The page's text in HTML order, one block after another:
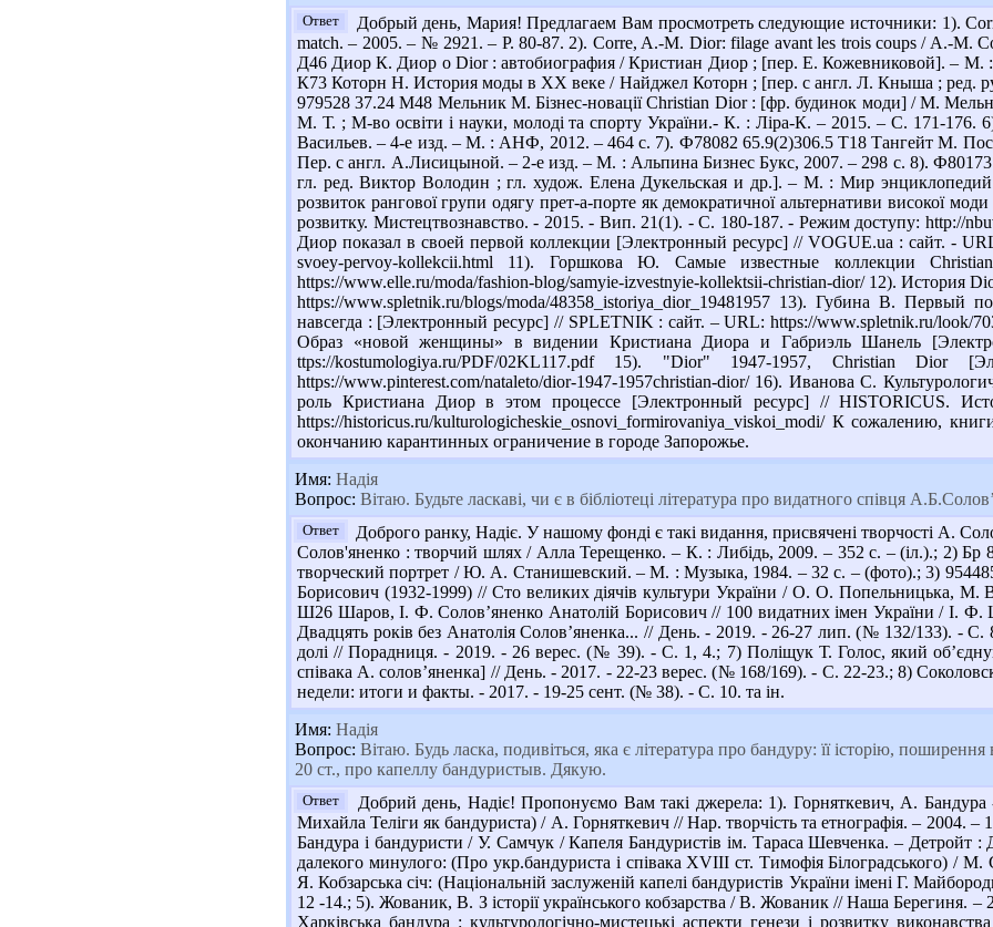
Ответ
Добрый день, Мария! Предлагаем Вам просмотреть следующие источники: 1).
match. – 2005. – № 2921. – P. 80-87. 2). Corre, A.-M. Dior: filage avant les trois coups / A.-M.
Д46 Диор К. Диор о Dior : автобиография / Кристиан Диор ; [пер. Е. Кожевниковой]. – М.
К73 Которн Н. История моды в XX веке / Найджел Которн ; [пер. с англ. Л. Кныша ; ред.
979528 37.24 М48 Мельник М. Бізнес-новації Christian Dior : [фр. будинок моди] / М.
М. Т. ; М-во освіти і науки, молоді та спорту України.- К. : Ліра-К. – 2015. – С. 171-
Васильев. – 4-е изд. – М. : АНФ, 2012. – 464 с. 7). Ф78082 65.9(2)306.5 Т18 Тангейт М.
Пер. с англ. А.Лисицыной. – 2-е изд. – М. : Альпина Бизнес Букс, 2007. – 298 с. 8).
гл. ред. Виктор Володин ; гл. худож. Елена Дукельская и др.]. – М. : Мир
розвиток рангової групи одягу прет-а-порте як демократичної альтернативи високої
розвитку. Мистецтвознавство. - 2015. - Вип. 21(1). - С. 180-187. - Режим доступу: http://
Диор показал в своей первой коллекции [Электронный ресурс] // VOGUE.ua : сайт. -
svoey-pervoy-kollekcii.html 11). Горшкова Ю. Самые известные коллекции
https://www.elle.ru/moda/fashion-blog/samyie-izvestnyie-kollektsii-christian-dior/ 12). История
https://www.spletnik.ru/blogs/moda/48358_istoriya_dior_19481957 13). Губина В.
навсегда : [Электронный ресурс] // SPLETNIK : сайт. – URL: https://www.spletnik.ru/look/
Образ «новой женщины» в видении Кристиана Диора и Габриэль Шанель
ttps://kostumologiya.ru/PDF/02KL117.pdf 15). "Dior" 1947-1957, Christian
https://www.pinterest.com/nataleto/dior-1947-1957christian-dior/ 16). Иванова С.
роль Кристиана Диор в этом процессе [Электронный ресурс] // HISTORICUS.
https://historicus.ru/kulturologicheskie_osnovi_formirovaniya_viskoi_modi/ К сожалению,
окончанию карантинных ограничение в городе Запорожье.
Имя: Надія
Вопрос: Вітаю. Будьте ласкаві, чи є в бібліотеці література про видатного співця
Ответ
Доброго ранку, Надіє. У нашому фонді є такі видання, присвячені творчості А.
Солов'яненко : творчий шлях / Алла Терещенко. – К. : Либідь, 2009. – 352 с. – (іл.).; 2)
творческий портрет / Ю. А. Станишевский. – М. : Музыка, 1984. – 32 с. – (фото).; 3)
Борисович (1932-1999) // Сто великих діячів культури України / О. О. Попельницька,
Ш26 Шаров, І. Ф. Солов’яненко Анатолій Борисович // 100 видатних імен України / І.
Двадцять років без Анатолія Солов’яненка... // День. - 2019. - 26-27 лип. (№ 132/133). -
долі // Порадниця. - 2019. - 26 верес. (№ 39). - С. 1, 4.; 7) Поліщук Т. Голос, який
співака А. солов’яненка] // День. - 2017. - 22-23 верес. (№ 168/169). - С. 22-23.; 8)
недели: итоги и факты. - 2017. - 19-25 сент. (№ 38). - С. 10. та ін.
Имя: Надія
Вопрос: Вітаю. Будь ласка, подивіться, яка є література про бандуру: її історію, поширення
20 ст., про капеллу бандуристыв. Дякую.
Ответ
Добрий день, Надіє! Пропонуємо Вам такі джерела: 1). Горняткевич, А.
Михайла Теліги як бандуриста) / А. Горняткевич // Нар. творчість та етнографія. –
Бандура і бандуристи / У. Самчук / Капеля Бандуристів ім. Тараса Шевченка. –
далекого минулого: (Про укр.бандуриста і співака ХVIII ст. Тимофія Білоградського)
Я. Кобзарська січ: (Національній заслуженій капелі бандуристів України імені Г.
12 -14.; 5). Жованик, В. З історії українського кобзарства / В. Жованик // Наша
Харківська бандура : культурологічно-мистецькі аспекти генези і розвитку